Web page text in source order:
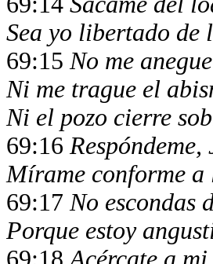
Sea yo libertado de
69:15No me
Ni me trague el
Ni el pozo cierre
69:16
Mírame conforme a
69:17No escondas
Porque estoy